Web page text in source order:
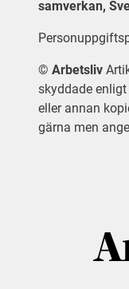
samverkan,
© Arbetsliv
skyddade
eller annan
gärna men